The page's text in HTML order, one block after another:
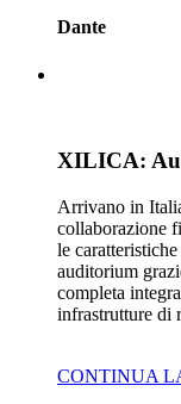
Dante
XILICA:
Arrivano in
collaborazione
le
auditorium
completa
infrastrutture di
CONTINUA